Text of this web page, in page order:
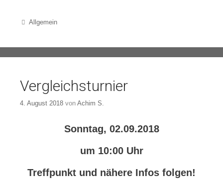
Categories
Allgemein
Vergleichsturnier
4. August 2018 von Achim S.
Sonntag, 02.09.2018
um 10:00 Uhr
Treffpunkt und nähere Infos folgen!